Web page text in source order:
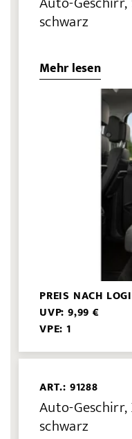
schwarz
Mehr lesen
PREIS NACH
UVP: 9,99 €
VPE: 1
ART.: 91288
Auto-Geschirr,
schwarz